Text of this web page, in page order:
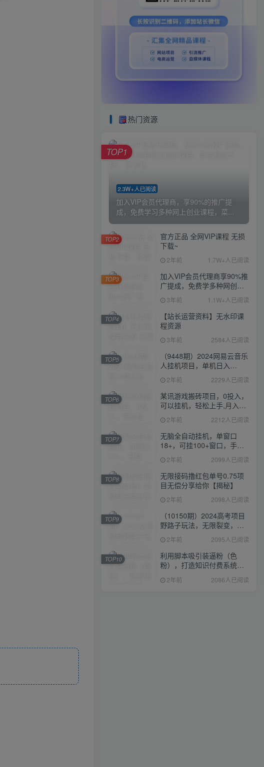
热门资源
2.3W+人已阅读
加入VIP会员代理商，享90%的推广提
成，免费学习多种网上创业课程，菜...
TOP1
官方正品 全网VIP课程 无损
下载~
2年前 1.7W+人已阅读
TOP2
加入VIP会员代理商享90%推
广提成，免费学多种网创课
程，菜鸟秒变大神
3年前 1.1W+人已阅读
TOP3
【站长运营资料】无水印课
程资源
3年前 2584人已阅读
TOP4
（9448期）2024网易云音乐
人挂机项目，单机日入
150+，无脑月入5000+
2年前 2229人已阅读
TOP5
某讯游戏搬砖项目，0投入，
可以挂机，轻松上手,月入
3000+上不封顶
2年前 2212人已阅读
TOP6
无脑全自动挂机，单窗口
18+，可挂100+窗口，手机
电脑均可操作
2年前 2099人已阅读
TOP7
无限接码撸红包单号0.75项
目无偿分享给你【揭秘】
2年前 2098人已阅读
TOP8
（10150期）2024高考项目
野路子玩法，无限裂变，最
高一天1W＋！
2年前 2095人已阅读
TOP9
利用脚本吸引装逼粉（色
粉），打造知识付费系统，
附388元美女写真项目
2年前 2086人已阅读
TOP10